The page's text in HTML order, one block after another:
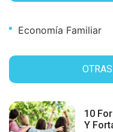
Economía Familiar
10
Y